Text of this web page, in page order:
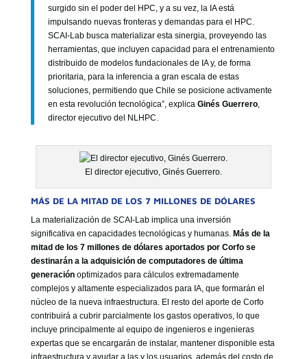
surgido sin el poder del HPC, y a su vez, la IA está
impulsando nuevas fronteras y demandas para el HPC.
SCAI-Lab busca materializar esta sinergia, proveyendo las
herramientas, que incluyen capacidad para el entrenamiento
distribuido de modelos fundacionales de IA y, de forma
prioritaria, para la inferencia a gran escala de estas
soluciones, permitiendo que Chile se posicione activamente
en esta revolución tecnológica”, explica Ginés Guerrero,
director ejecutivo del NLHPC.
El director ejecutivo, Ginés Guerrero.
MÁS DE LA MITAD DE LOS 7 MILLONES DE DÓLARES
La materialización de SCAI-Lab implica una inversión
significativa en capacidades tecnológicas y humanas. Más de la
mitad de los 7 millones de dólares aportados por Corfo se
destinarán a la adquisición de computadores de última
generaciónoptimizados para cálculos extremadamente
complejos y altamente especializados para IA, que formarán el
núcleo de la nueva infraestructura. El resto del aporte de Corfo
contribuirá a cubrir parcialmente los gastos operativos, lo que
incluye principalmente al equipo de ingenieros e ingenieras
expertas que se encargarán de instalar, mantener disponible esta
infraestructura y ayudar a las y los usuarios, además del costo de